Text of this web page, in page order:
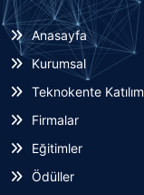
Anasayfa
Kurumsal
Teknokente Katılım
Firmalar
Eğitimler
Ödüller